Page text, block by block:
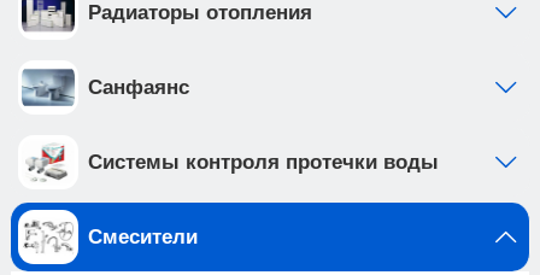
Радиаторы отопления
Санфаянс
Системы контроля протечки воды
Смесители